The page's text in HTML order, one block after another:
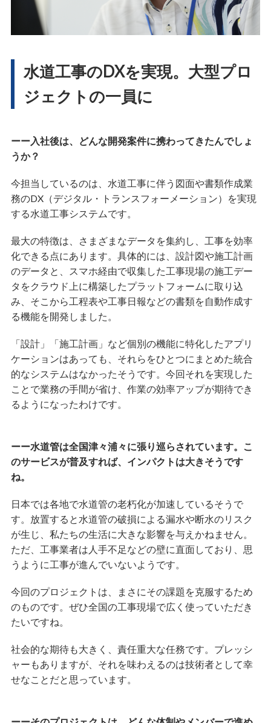
水道工事のDXを実現。大型プロ
ジェクトの一員に
ーー入社後は、どんな開発案件に携わってきたんでしょ
うか？
今担当しているのは、水道工事に伴う図面や書類作成業
務のDX（デジタル・トランスフォーメーション）を実現
する水道工事システムです。
最大の特徴は、さまざまなデータを集約し、工事を効率
化できる点にあります。具体的には、設計図や施工計画
のデータと、スマホ経由で収集した工事現場の施工デー
タをクラウド上に構築したプラットフォームに取り込
み、そこから工程表や工事日報などの書類を自動作成す
る機能を開発しました。
「設計」「施工計画」など個別の機能に特化したアプリ
ケーションはあっても、それらをひとつにまとめた統合
的なシステムはなかったそうです。今回それを実現した
ことで業務の手間が省け、作業の効率アップが期待でき
るようになったわけです。
ーー水道管は全国津々浦々に張り巡らされています。こ
のサービスが普及すれば、インパクトは大きそうです
ね。
日本では各地で水道管の老朽化が加速しているそうで
す。放置すると水道管の破損による漏水や断水のリスク
が生じ、私たちの生活に大きな影響を与えかねません。
ただ、工事業者は人手不足などの壁に直面しており、思
うように工事が進んでいないようです。
今回のプロジェクトは、まさにその課題を克服するため
のものです。ぜひ全国の工事現場で広く使っていただき
たいですね。
社会的な期待も大きく、責任重大な任務です。プレッシ
ャーもありますが、それを味わえるのは技術者として幸
せなことだと思っています。